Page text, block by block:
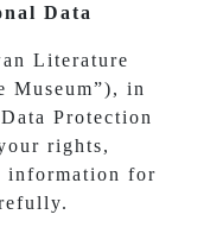
Data
Literature
Museum”), in
Protection
rights,
information for